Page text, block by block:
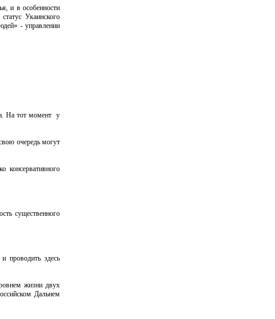
и в особенности
Укаинского
- управлении
На тот момент у
очередь могут
консервативного
существенного
проводить здесь
жизни двух
Дальнем